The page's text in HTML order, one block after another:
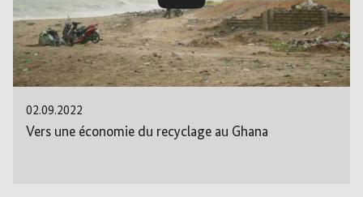
02.09.2022
Vers une économie du recyclage au Ghana